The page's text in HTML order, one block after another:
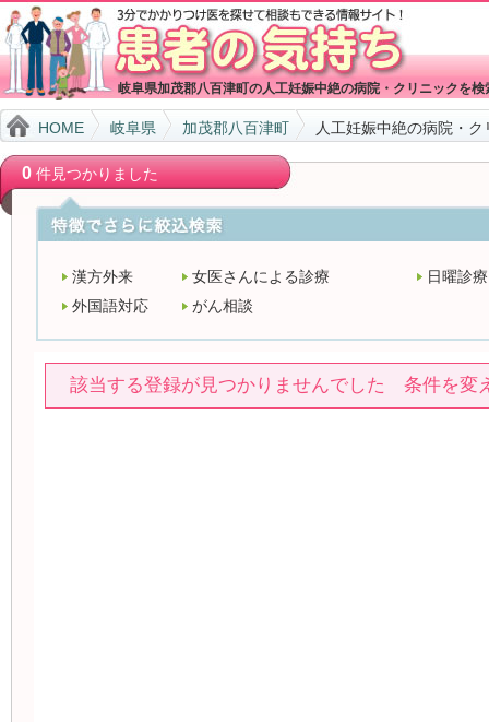
岐阜県加茂郡八百津町の人工妊娠中絶の病院・クリニックを検
HOME 岐阜県 加茂郡八百津町 人工妊娠中絶の病院・
0件見つかりました
漢方外来 女医さんによる診療
日曜診療
外国語対応
がん相談
該当する登録が見つかりませんでした 条件を